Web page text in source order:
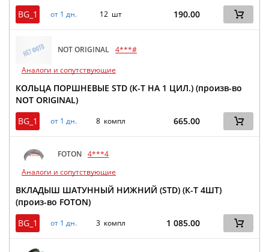
BG_1
от 1 дн. 12 шт 190.00
NOT ORIGINAL 4***#
Аналоги и сопутствующие
КОЛЬЦА ПОРШНЕВЫЕ STD (К-Т НА 1 ЦИЛ.) (произв-во
NOT ORIGINAL)
BG_1
от 1 дн. 8 компл 665.00
FOTON 4***4
Аналоги и сопутствующие
ВКЛАДЫШ ШАТУННЫЙ НИЖНИЙ (STD) (К-Т 4ШТ)
(произ-во FOTON)
BG_1
от 1 дн. 3 компл 1 085.00